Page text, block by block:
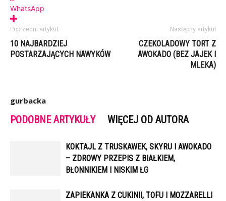
WhatsApp
Poprzedni artykuł
10 NAJBARDZIEJ
POSTARZAJĄCYCH NAWYKÓW
Następny artykuł
CZEKOLADOWY TORT Z
AWOKADO (BEZ JAJEK I
MLEKA)
gurbacka
PODOBNE ARTYKUŁY WIĘCEJ OD AUTORA
KOKTAJL Z TRUSKAWEK, SKYRU I AWOKADO
– ZDROWY PRZEPIS Z BIAŁKIEM,
BŁONNIKIEM I NISKIM ŁG
ZAPIEKANKA Z CUKINII, TOFU I MOZZARELLI